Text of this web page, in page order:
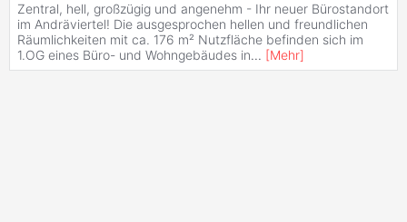
Zentral, hell, großzügig und angenehm - Ihr neuer Bürostandort
im Andräviertel! Die ausgesprochen hellen und freundlichen
Räumlichkeiten mit ca. 176 m² Nutzfläche befinden sich im
1.OG eines Büro- und Wohngebäudes in... [Mehr]